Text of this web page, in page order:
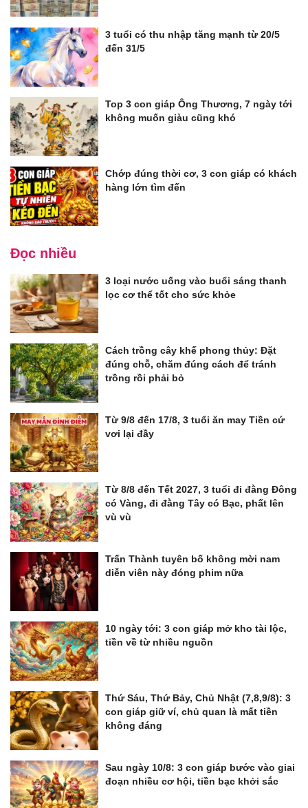
3 tuổi có thu nhập tăng mạnh từ 20/5
đến 31/5
Top 3 con giáp Ông Thương, 7 ngày tới
không muốn giàu cũng khó
Chớp đúng thời cơ, 3 con giáp có khách
hàng lớn tìm đến
Đọc nhiều
3 loại nước uống vào buổi sáng thanh
lọc cơ thể tốt cho sức khỏe
Cách trồng cây khế phong thủy: Đặt
đúng chỗ, chăm đúng cách để tránh
trồng rồi phải bỏ
Từ 9/8 đến 17/8, 3 tuổi ăn may Tiền cứ
vơi lại đầy
Từ 8/8 đến Tết 2027, 3 tuổi đi đằng Đông
có Vàng, đi đằng Tây có Bạc, phất lên
vù vù
Trấn Thành tuyên bố không mời nam
diễn viên này đóng phim nữa
10 ngày tới: 3 con giáp mở kho tài lộc,
tiền về từ nhiều nguồn
Thứ Sáu, Thứ Bảy, Chủ Nhật (7,8,9/8): 3
con giáp giữ ví, chủ quan là mất tiền
không đáng
Sau ngày 10/8: 3 con giáp bước vào giai
đoạn nhiều cơ hội, tiền bạc khởi sắc